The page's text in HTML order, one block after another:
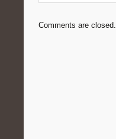
Comments are closed.